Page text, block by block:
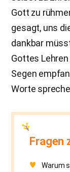
Gott zu
gesagt, uns
dankbar
Gottes
Segen
Worte
Fragen
Warum